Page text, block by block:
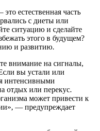
естественная часть
с диеты или
ситуацию и сделайте
этого в будущем?
и развитию.
внимание на сигналы,
вы устали или
интенсивными
отдых или перекус.
может привести к
— предупреждает